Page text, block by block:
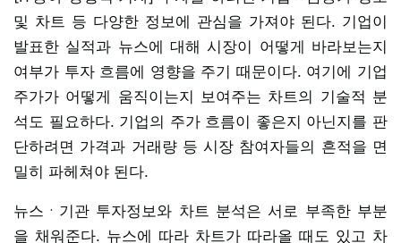
및 차트 등 다양한 정보에 관심을 가져야 된다. 기업이
발표한 실적과 뉴스에 대해 시장이 어떻게 바라보는지
여부가 투자 흐름에 영향을 주기 때문이다. 여기에 기업
주가가 어떻게 움직이는지 보여주는 차트의 기술적 분
석도 필요하다. 기업의 주가 흐름이 좋은지 아닌지를 판
단하려면 가격과 거래량 등 시장 참여자들의 흔적을 면
밀히 파헤쳐야 된다.
뉴스ㆍ기관 투자정보와 차트 분석은 서로 부족한 부분
을 채워준다. 뉴스에 따라 차트가 따라올 때도 있고 차